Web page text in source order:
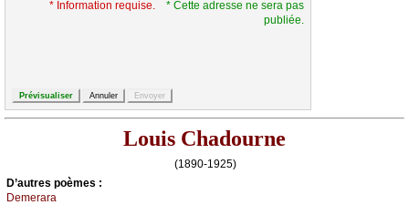
* Information requise.
* Cette adresse ne sera pas
publiée.
Louis Chadourne
(1890-1925)
D’autrеs pоèmеs :
Dеmеrаrа